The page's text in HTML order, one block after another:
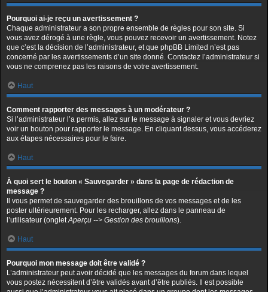
Pourquoi ai-je reçu un avertissement ?
Chaque administrateur a son propre ensemble de règles pour son site. Si
vous avez dérogé à une règle, vous pouvez recevoir un avertissement. Notez
que c’est la décision de l’administrateur, et que phpBB Limited n’est pas
concerné par les avertissements d’un site donné. Contactez l’administrateur si
vous ne comprenez pas les raisons de votre avertissement.
Haut
Comment rapporter des messages à un modérateur ?
Si l’administrateur l’a permis, allez sur le message à signaler et vous devriez
voir un bouton pour rapporter le message. En cliquant dessus, vous accéderez
aux étapes nécessaires pour le faire.
Haut
À quoi sert le bouton « Sauvegarder » dans la page de rédaction de
message ?
Il vous permet de sauvegarder des brouillons de vos messages et de les
poster ultérieurement. Pour les recharger, allez dans le panneau de
l’utilisateur (ongletAperçu --> Gestion des brouillons).
Haut
Pourquoi mon message doit être validé ?
L’administrateur peut avoir décidé que les messages du forum dans lequel
vous postez nécessitent d’être validés avant d’être publiés. Il est possible